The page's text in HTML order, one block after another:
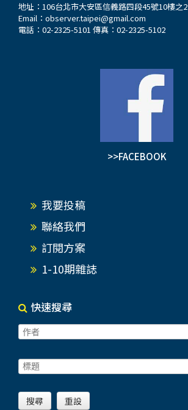
地址：106台北市大安區信義路四段45號10樓之2
Email： observer.taipei@gmail.com
電話：02-2325-5101 傳真：02-2325-5102
>>FACEBOOK
我要投稿
聯絡我們
訂閱方案
1-10期雜誌
快速搜尋